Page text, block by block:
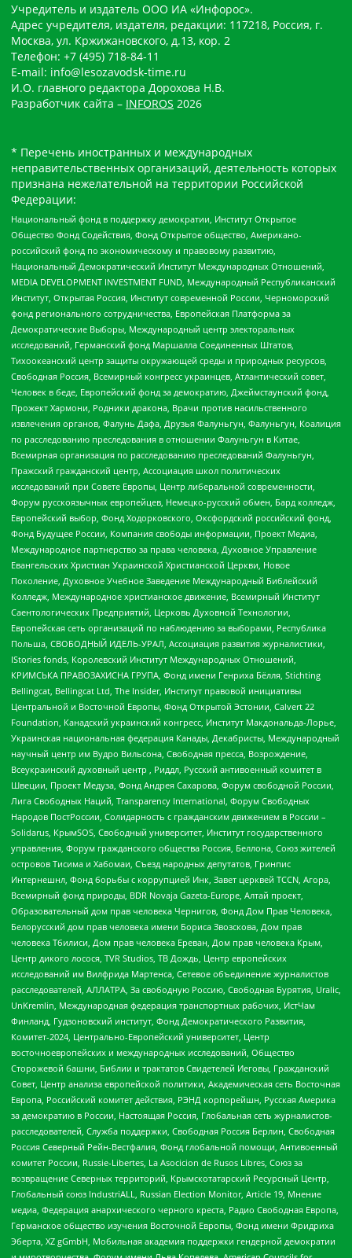
Учредитель и издатель ООО ИА «Инфорос».
Адрес учредителя, издателя, редакции: 117218, Россия, г.
Москва, ул. Кржижановского, д.13, кор. 2
Телефон: +7 (495) 718-84-11
E-mail: info@lesozavodsk-time.ru
И.О. главного редактора Дорохова Н.В.
Разработчик сайта – INFOROS 2026
* Перечень иностранных и международных
неправительственных организаций, деятельность которых
признана нежелательной на территории Российской
Федерации:
Национальный фонд в поддержку демократии, Институт Открытое
Общество Фонд Содействия, Фонд Открытое общество, Американо-
российский фонд по экономическому и правовому развитию,
Национальный Демократический Институт Международных Отношений,
MEDIA DEVELOPMENT INVESTMENT FUND, Международный Республиканский
Институт, Открытая Россия, Институт современной России, Черноморский
фонд регионального сотрудничества, Европейская Платформа за
Демократические Выборы, Международный центр электоральных
исследований, Германский фонд Маршалла Соединенных Штатов,
Тихоокеанский центр защиты окружающей среды и природных ресурсов,
Свободная Россия, Всемирный конгресс украинцев, Атлантический совет,
Человек в беде, Европейский фонд за демократию, Джеймстаунский фонд,
Прожект Хармони, Родники дракона, Врачи против насильственного
извлечения органов, Фалунь Дафа, Друзья Фалуньгун, Фалуньгун, Коалиция
по расследованию преследования в отношении Фалуньгун в Китае,
Всемирная организация по расследованию преследований Фалуньгун,
Пражский гражданский центр, Ассоциация школ политических
исследований при Совете Европы, Центр либеральной современности,
Форум русскоязычных европейцев, Немецко-русский обмен, Бард колледж,
Европейский выбор, Фонд Ходорковского, Оксфордский российский фонд,
Фонд Будущее России, Компания свободы информации, Проект Медиа,
Международное партнерство за права человека, Духовное Управление
Евангельских Христиан Украинской Христианской Церкви, Новое
Поколение, Духовное Учебное Заведение Международный Библейский
Колледж, Международное христианское движение, Всемирный Институт
Саентологических Предприятий, Церковь Духовной Технологии,
Европейская сеть организаций по наблюдению за выборами, Республика
Польша, СВОБОДНЫЙ ИДЕЛЬ-УРАЛ, Ассоциация развития журналистики,
IStories fonds, Королевский Институт Международных Отношений,
КРИМСЬКА ПРАВОЗАХИСНА ГРУПА, Фонд имени Генриха Бёлля, Stichting
Bellingcat, Bellingcat Ltd, The Insider, Институт правовой инициативы
Центральной и Восточной Европы, Фонд Открытой Эстонии, Calvert 22
Foundation, Канадский украинский конгресс, Институт Макдональда-Лорье,
Украинская национальная федерация Канады, Декабристы, Международный
научный центр им Вудро Вильсона, Свободная пресса, Возрождение,
Всеукраинский духовный центр , Риддл, Русский антивоенный комитет в
Швеции, Проект Медуза, Фонд Андрея Сахарова, Форум свободной России,
Лига Свободных Наций, Transparеncy International, Форум Свободных
Народов ПостРоссии, Солидарность с гражданским движением в России –
Solidarus, КрымSOS, Свободный университет, Институт государственного
управления, Форум гражданского общества Россия, Беллона, Союз жителей
островов Тисима и Хабомаи, Съезд народных депутатов, Гринпис
Интернешнл, Фонд борьбы с коррупцией Инк, Завет церквей TCCN, Агора,
Всемирный фонд природы, BDR Novaja Gazeta-Europe, Алтай проект,
Образовательный дом прав человека Чернигов, Фонд Дом Прав Человека,
Белорусский дом прав человека имени Бориса Звозскова, Дом прав
человека Тбилиси, Дом прав человека Ереван, Дом прав человека Крым,
Центр дикого лосося, TVR Studios, ТВ Дождь, Центр европейских
исследований им Вилфрида Мартенса, Сетевое объединение журналистов
расследователей, АЛЛАТРА, За свободную Россию, Свободная Бурятия, Uralic,
UnKremlin, Международная федерация транспортных рабочих, ИстЧам
Финланд, Гудзоновский институт, Фонд Демократического Развития,
Комитет-2024, Центрально-Европейский университет, Центр
восточноевропейских и международных исследований, Общество
Сторожевой башни, Библии и трактатов Свидетелей Иеговы, Гражданский
Совет, Центр анализа европейской политики, Академическая сеть Восточная
Европа, Российский комитет действия, РЭНД корпорейшн, Русская Америка
за демократию в России, Настоящая Россия, Глобальная сеть журналистов-
расследователей, Служба поддержки, Свободная Россия Берлин, Свободная
Россия Северный Рейн-Вестфалия, Фонд глобальной помощи, Антивоенный
комитет России, Russie-Libertes, La Asocicion de Rusos Libres, Союз за
возвращение Северных территорий, Крымскотатарский Ресурсный Центр,
Глобальный союз IndustriALL, Russian Election Monitor, Article 19, Мнение
медиа, Федерация анархического черного креста, Радио Свободная Европа,
Германское общество изучения Восточной Европы, Фонд имени Фридриха
Эберта, XZ gGmbH, Мобильная академия поддержки гендерной демократии